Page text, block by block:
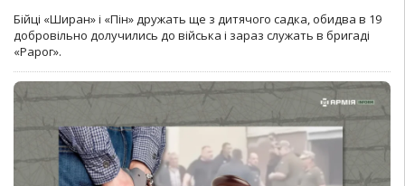
Бійці «Ширан» і «Пін» дружать ще з дитячого садка, обидва в 19
добровільно долучились до війська і зараз служать в бригаді
«Рарог».